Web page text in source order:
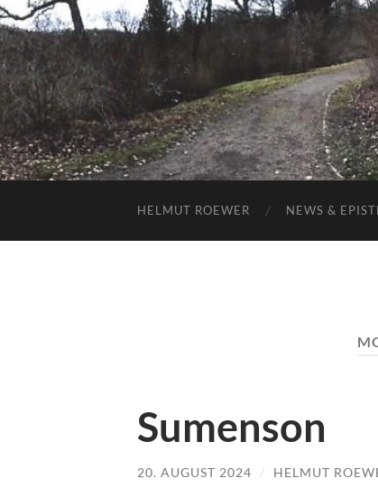
HELMUT ROEWER NEWS &
Sumenson
20. AUGUST 2024 / HELMUT